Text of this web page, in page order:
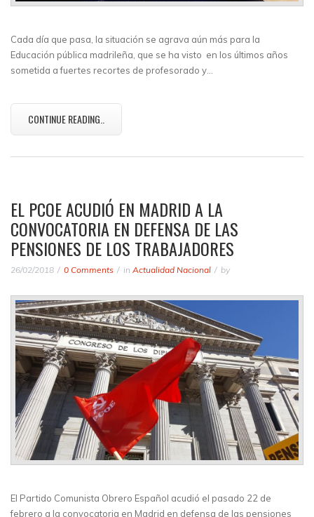
Cada día que pasa, la situación se agrava aún más para la
Educación pública madrileña, que se ha visto en los últimos años
sometida a fuertes recortes de profesorado y…
CONTINUE READING..
EL PCOE ACUDIÓ EN MADRID A LA
CONVOCATORIA EN DEFENSA DE LAS
PENSIONES DE LOS TRABAJADORES
26/02/2018 0 Comments in Actualidad Nacional by
El Partido Comunista Obrero Español acudió el pasado 22 de
febrero a la convocatoria en Madrid en defensa de las pensiones